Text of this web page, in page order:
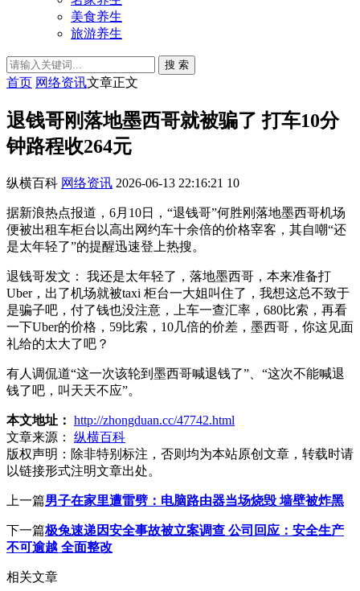
美食养生
旅游养生
搜 索
首页 网络资讯文章正文
退钱哥刚落地墨西哥就被骗了 打车10分
钟路程收264元
纵横百科 网络资讯 2026-06-13 22:16:21 10
据新浪热点报道，6月10日，“退钱哥”何胜刚落地墨西哥机场
便被出租车柜台以高出网约车十余倍的价格宰客，其自嘲“还
是太年轻了”的提醒迅速登上热搜。
退钱哥发文： 我还是太年轻了，落地墨西哥，本来准备打
Uber，出了机场就被taxi 柜台一大姐叫住了，我想这总不致于
是骗子吧，付了钱也没注意，上车一查汇率，680比索，再看
一下Uber的价格，59比索，10几倍的价差，墨西哥，你这见面
礼给的太大了吧？
有人调侃道“这一次该轮到墨西哥喊退钱了”、“这次不能喊退
钱了吧，叫天天不应”。
本文地址： http://zhongduan.cc/47742.html
文章来源：
纵横百科
版权声明： 除非特别标注，否则均为本站原创文章，转载时请
以链接形式注明文章出处。
上一篇男子在家里遭雷劈：电脑路由器当场烧毁 墙壁被炸黑
下一篇极兔速递因安全事故被立案调查 公司回应：安全生产
不可逾越 全面整改
相关文章